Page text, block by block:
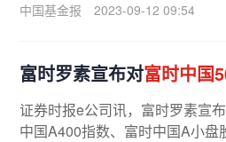
中国基金报
2023-09-12 09:54
富时罗素宣布对富时中国
证券时报e公司讯，富时罗素宣
中国A400指数、富时中国A小